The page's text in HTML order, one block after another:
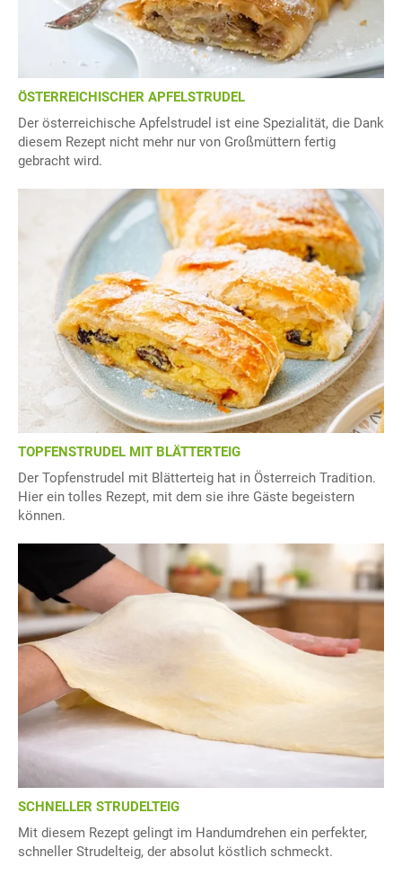
ÖSTERREICHISCHER APFELSTRUDEL
Der österreichische Apfelstrudel ist eine Spezialität, die Dank
diesem Rezept nicht mehr nur von Großmüttern fertig
gebracht wird.
TOPFENSTRUDEL MIT BLÄTTERTEIG
Der Topfenstrudel mit Blätterteig hat in Österreich Tradition.
Hier ein tolles Rezept, mit dem sie ihre Gäste begeistern
können.
SCHNELLER STRUDELTEIG
Mit diesem Rezept gelingt im Handumdrehen ein perfekter,
schneller Strudelteig, der absolut köstlich schmeckt.